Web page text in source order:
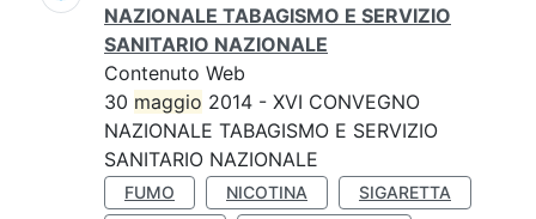
NAZIONALE TABAGISMO E SERVIZIO
SANITARIO NAZIONALE
Contenuto Web
30 maggio 2014 - XVI CONVEGNO
NAZIONALE TABAGISMO E SERVIZIO
SANITARIO NAZIONALE
FUMO NICOTINA
SIGARETTA